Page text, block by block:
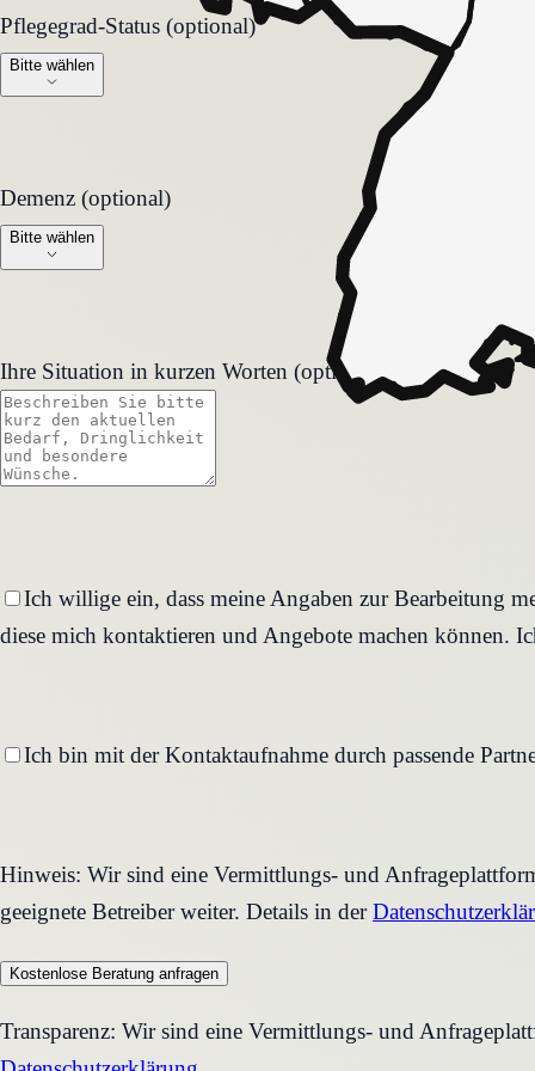
Pflegegrad-Status (optional)
Pflegegrad-Status (optional)
Bitte wählen
Demenz (optional)
Demenz (optional)
Bitte wählen
Ihre Situation in kurzen Worten (optional)
Ich willige ein, dass meine Angaben zur Bearbeitung
diese mich kontaktieren und Angebote machen können.
Ich bin mit der Kontaktaufnahme durch passende
Hinweis: Wir sind eine Vermittlungs- und
geeignete Betreiber weiter. Details in der
Kostenlose Beratung anfragen
Transparenz: Wir sind eine Vermittlungs- und